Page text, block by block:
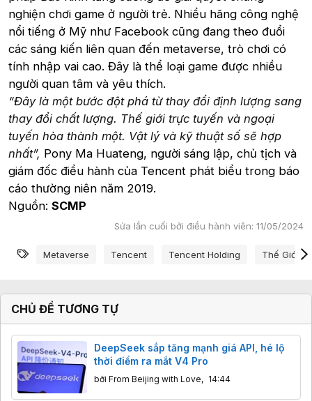
nghiện chơi game ở người trẻ. Nhiều hãng công nghệ
nổi tiếng ở Mỹ như Facebook cũng đang theo đuổi
các sáng kiến liên quan đến metaverse, trò chơi có
tính nhập vai cao. Đây là thể loại game được nhiều
người quan tâm và yêu thích.
“Đây là một bước đột phá từ thay đổi định lượng sang
thay đổi chất lượng. Thế giới trực tuyến và ngoại
tuyến hòa thành một. Vật lý và kỹ thuật số sẽ hợp
nhất”, Pony Ma Huateng, người sáng lập, chủ tịch và
giám đốc điều hành của Tencent phát biểu trong báo
cáo thường niên năm 2019.
Nguồn: SCMP
Sửa lần cuối bởi điều hành viên: 11/05/2024
Từ khóa
Metaverse Tencent Tencent Holding Thế Giới
CHỦ ĐỀ TƯƠNG TỰ
DeepSeek sắp tăng mạnh giá API, hé lộ
thời điểm ra mắt V4 Pro
bởi From Beijing with Love, 14:44